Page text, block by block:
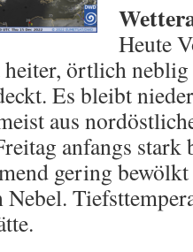
Heute
heiter, örtlich
Es bleibt
aus
anfangs stark
gering